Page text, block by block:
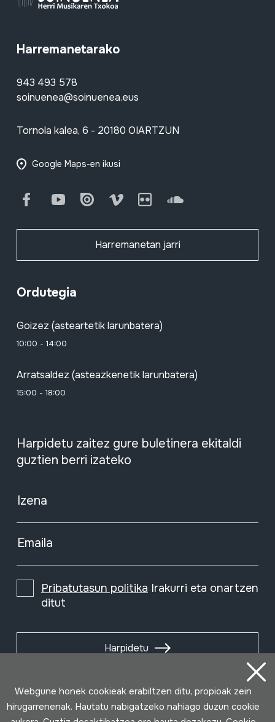
Harremanetarako
943 493 578
soinuenea@soinuenea.eus
Tornola kalea, 6 - 20180 OIARTZUN
Google Maps-en ikusi
FacebookYoutube Issuu Vimeo Flickr SoundCloud
Harremanetan jarri
Ordutegia
Goizez (asteartetik larunbatera)
10:00 - 14:00
Arratsaldez (asteazkenetik larunbatera)
15:00 - 18:00
Harpidetu zaitez gure buletinera ekitaldi
guztien berri izateko
Izena
Emaila
Pribatutasun politika Irakurri eta onartzen
ditut
Harpidetu
Webgune honek cookieak erabiltzen ditu, propioak zein
hirugarrenenak. Hautatu nabigatzeko nahiago duzun cookie